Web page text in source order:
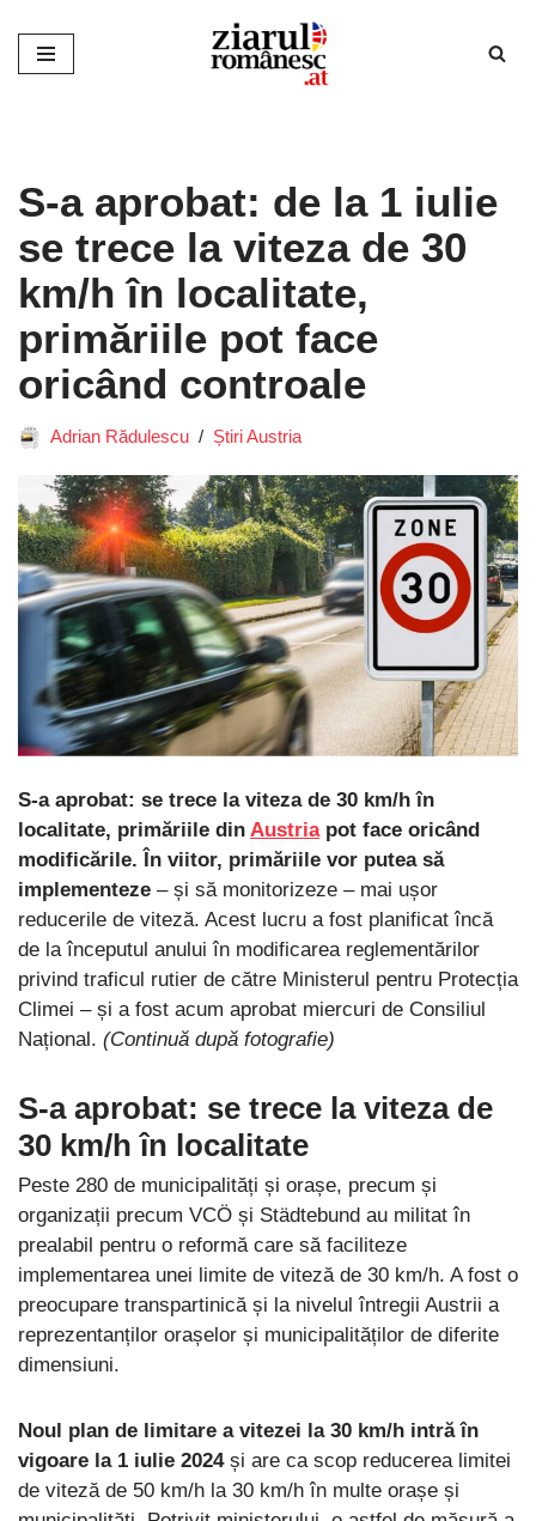
Sari
S-a aprobat: de la 1 iulie
se trece la viteza de 30
km/h în localitate,
primăriile pot face
oricând controale
Adrian Rădulescu Știri Austria
S-a aprobat: se trece la viteza de 30 km/h în
localitate, primăriile din Austriapot face oricând
modificările. În viitor, primăriile vor putea să
implementeze – și să monitorizeze – mai ușor
reducerile de viteză. Acest lucru a fost planificat încă
de la începutul anului în modificarea reglementărilor
privind traficul rutier de către Ministerul pentru Protecția
Climei – și a fost acum aprobat miercuri de Consiliul
Național. (Continuă după fotografie)
S-a aprobat: se trece la viteza de
30 km/h în localitate
Peste 280 de municipalități și orașe, precum și
organizații precum VCÖ și Städtebund au militat în
prealabil pentru o reformă care să faciliteze
implementarea unei limite de viteză de 30 km/h. A fost o
preocupare transpartinică și la nivelul întregii Austrii a
reprezentanților orașelor și municipalităților de diferite
dimensiuni.
Noul plan de limitare a vitezei la 30 km/h intră în
vigoare la 1 iulie 2024și are ca scop reducerea limitei
de viteză de 50 km/h la 30 km/h în multe orașe și